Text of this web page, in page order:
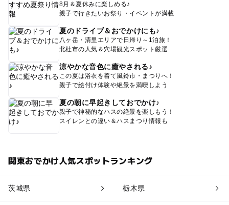
8月＆夏休みに楽しめる♪
親子で行きたいお祭り・イベントが満載
夏のドライブ＆おでかけにも♪
八ヶ岳・清里エリアで日帰り～1泊旅！
北杜市の人気＆穴場観光スポット厳選
涼やかな音色に癒やされる♪
この夏は浴衣を着て風鈴市・まつりへ！
親子で絵付け体験や絶景を満喫しよう
夏の朝に早起きしておでかけ♪
親子で神秘的なハスの絶景を楽しもう！
スイレンとの違い＆ハスまつり情報も
関東おでかけ人気スポットランキング
茨城県 栃木県